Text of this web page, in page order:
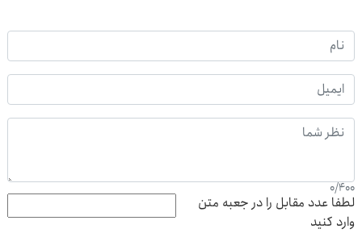
0/400
لطفا عدد مقابل را در جعبه متن
وارد کنید